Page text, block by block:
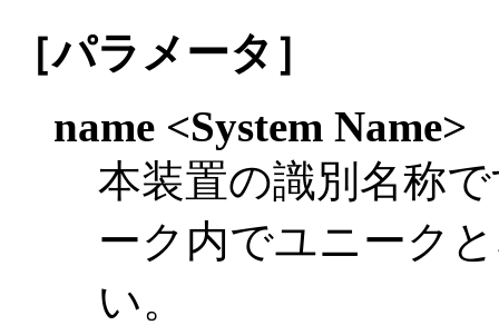
［パラメータ］
name <System Name>
本装置の識別名称
ーク内でユニーク
い。